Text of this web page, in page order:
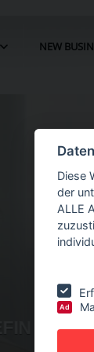
NEW
DER
Diese
der
ALLE
Ad